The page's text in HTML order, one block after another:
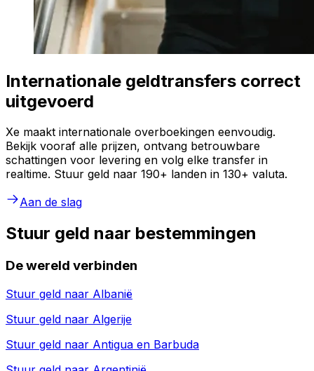
Internationale geldtransfers correct
uitgevoerd
Xe maakt internationale overboekingen eenvoudig.
Bekijk vooraf alle prijzen, ontvang betrouwbare
schattingen voor levering en volg elke transfer in
realtime. Stuur geld naar 190+ landen in 130+ valuta.
Aan de slag
Stuur geld naar bestemmingen
De wereld verbinden
Stuur geld naar Albanië
Stuur geld naar Algerije
Stuur geld naar Antigua en Barbuda